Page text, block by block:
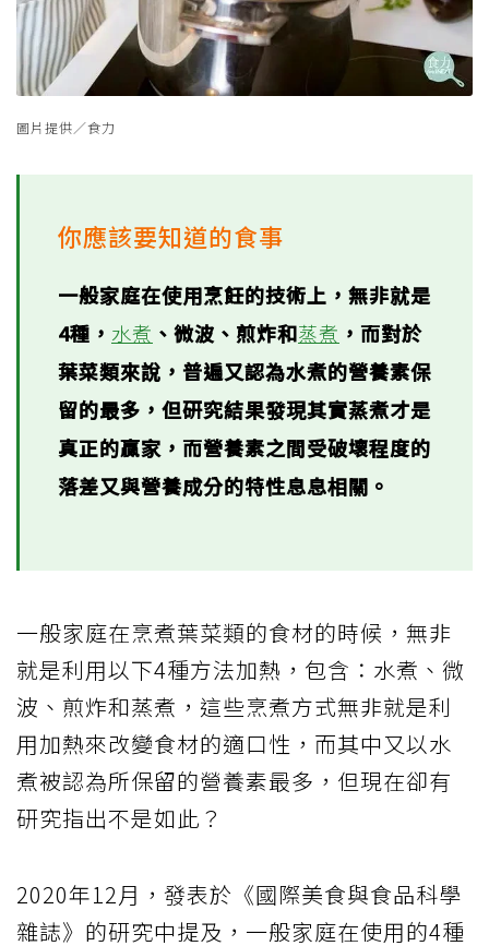
圖片提供／食力
你應該要知道的食事
一般家庭在使用烹飪的技術上，無非就是
4種， 水煮 、微波、煎炸和蒸煮 ，而對於
葉菜類來說，普遍又認為水煮的營養素保
留的最多，但研究結果發現其實蒸煮才是
真正的贏家，而營養素之間受破壞程度的
落差又與營養成分的特性息息相關。
一般家庭在烹煮葉菜類的食材的時候，無非
就是利用以下4種方法加熱，包含：水煮、微
波、煎炸和蒸煮，這些烹煮方式無非就是利
用加熱來改變食材的適口性，而其中又以水
煮被認為所保留的營養素最多，但現在卻有
研究指出不是如此？
2020年12月，發表於《國際美食與食品科學
雜誌》的研究中提及，一般家庭在使用的4種